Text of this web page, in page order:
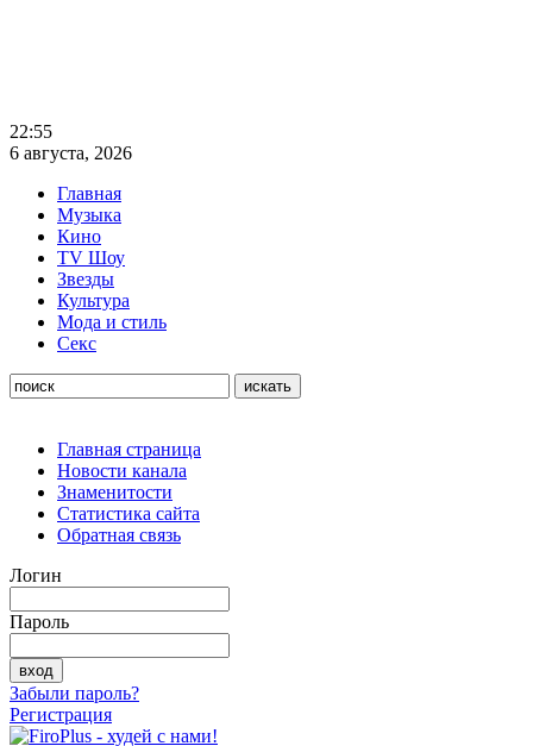
22:55
6 августа, 2026
Главная
Музыка
Кино
TV Шоу
Звезды
Культура
Мода и стиль
Секс
Главная страница
Новости канала
Знаменитости
Статистика сайта
Обратная связь
Логин
Пароль
Забыли пароль?
Регистрация